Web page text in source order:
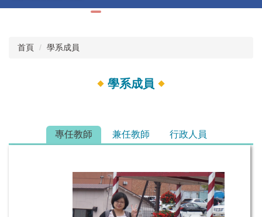
首頁 學系成員
學系成員
專任教師 兼任教師 行政人員